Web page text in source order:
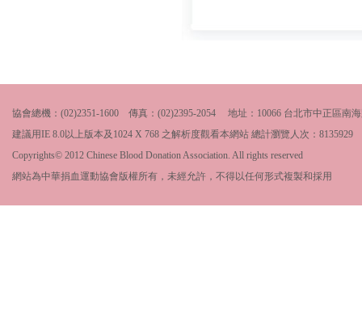
協會總機：(02)2351-1600 傳真：(02)2395-2054 地址：10066 台北市中正區南
建議用IE 8.0以上版本及1024 X 768 之解析度觀看本網站 總計瀏覽人次： 8135929
Copyrights© 2012 Chinese Blood Donation Association. All rights reserved
網站為中華捐血運動協會版權所有，未經允許，不得以任何形式複製和採用